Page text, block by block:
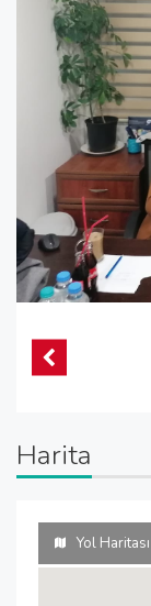
Harita
Yol Haritası